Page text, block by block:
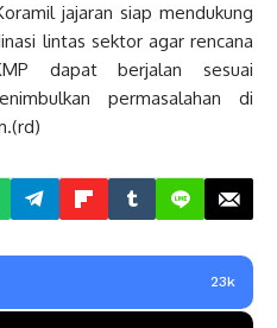
jajaran siap mendukung
lintas sektor agar rencana
dapat berjalan sesuai
permasalahan di
23k